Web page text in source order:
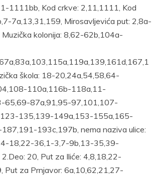
1111bb, Kod crkve: 2,11,1111, Kod
7a,13,31,159, Mirosavljevića put: 2,8a-
kolonija: 8,62-62b,104a-
škola: 18-20,24a,54,58,64-
110a,116b-118a,11-
65,69-87a,91,95-97,101,107-
135,139-149a,153-155a,165-
193c,197b, nema naziva ulice:
18,22-36,1-3,7-9b,13-35,39-
20, Put za Iliće: 4,8,18,22-
Put za Prnjavor: 6a,10,62,21,27-